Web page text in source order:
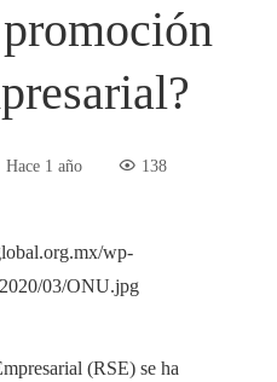
Hace 1 año 138
(RSE) se ha